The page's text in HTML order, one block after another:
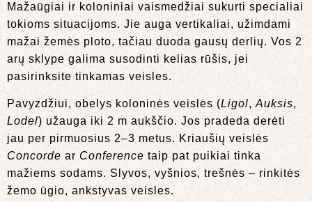
Mažaūgiai ir koloniniai vaismedžiai sukurti specialiai
tokioms situacijoms. Jie auga vertikaliai, užimdami
mažai žemės ploto, tačiau duoda gausų derlių. Vos 2
arų sklype galima susodinti kelias rūšis, jei
pasirinksite tinkamas veisles.
Pavyzdžiui, obelys koloninės veislės (Ligol,Auksis,
Lodel) užauga iki 2 m aukščio. Jos pradeda derėti
jau per pirmuosius 2–3 metus. Kriaušių veislės
Concorde ar Conference taip pat puikiai tinka
mažiems sodams. Slyvos, vyšnios, trešnės – rinkitės
žemo ūgio, ankstyvas veisles.